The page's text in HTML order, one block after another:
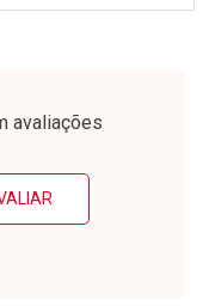
Menos
avaliações